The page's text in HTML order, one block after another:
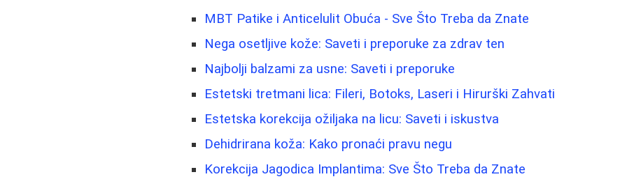
MBT Patike i Anticelulit Obuća - Sve Što Treba da Znate
Nega osetljive kože: Saveti i preporuke za zdrav ten
Najbolji balzami za usne: Saveti i preporuke
Estetski tretmani lica: Fileri, Botoks, Laseri i Hirurški Zahvati
Estetska korekcija ožiljaka na licu: Saveti i iskustva
Dehidrirana koža: Kako pronaći pravu negu
Korekcija Jagodica Implantima: Sve Što Treba da Znate